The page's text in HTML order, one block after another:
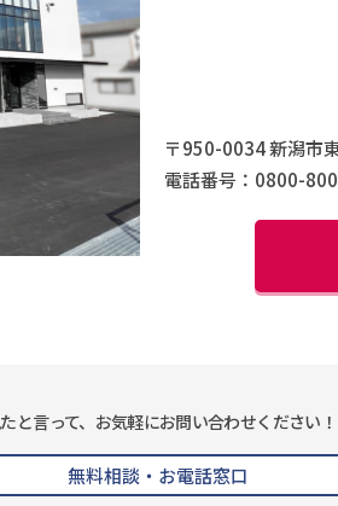
〒950-0034 新潟市
電話番号：0800-
と言って、お気軽にお問い合わせください！
無料相談・お電話窓口